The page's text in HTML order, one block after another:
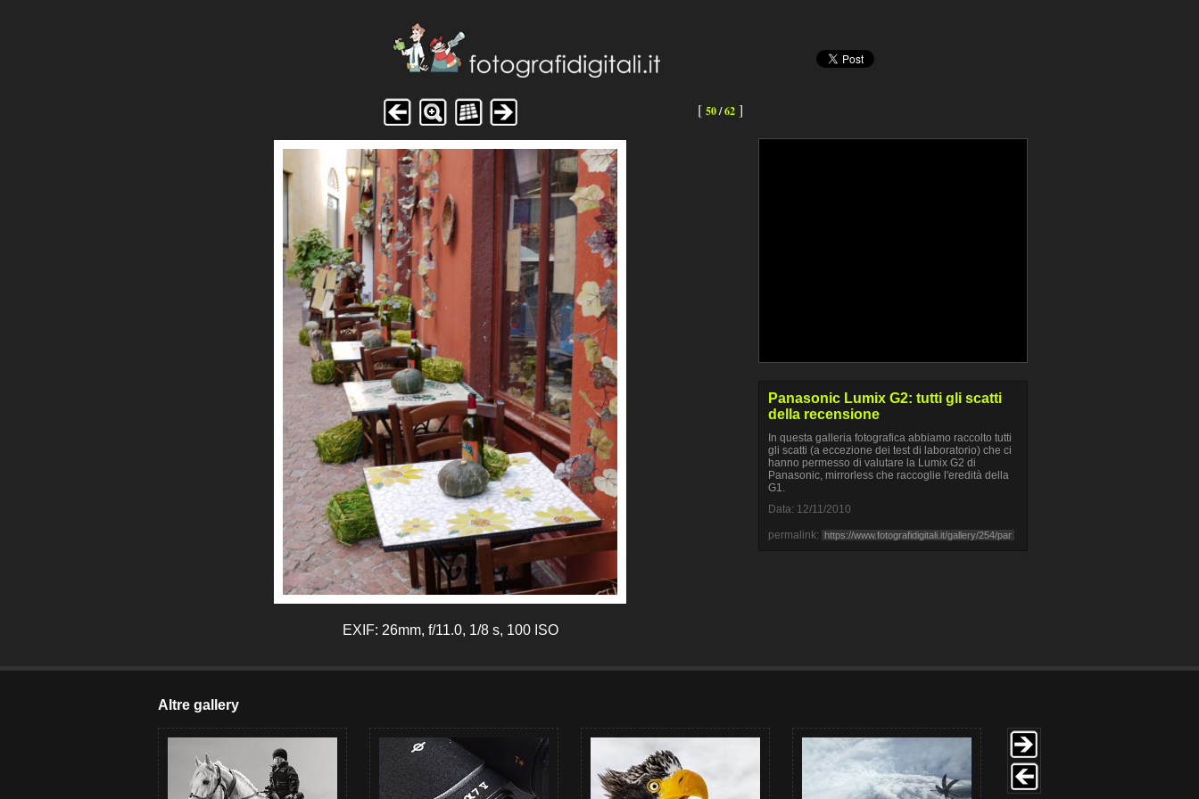
[ 50/62]
EXIF: 26mm, f/11.0, 1/8 s, 100 ISO
Panasonic Lumix G2: tutti gli scatti
della recensione
In questa galleria fotografica abbiamo raccolto tutti
gli scatti (a eccezione dei test di laboratorio) che ci
hanno permesso di valutare la Lumix G2 di
Panasonic, mirrorless che raccoglie l'eredità della
G1.
Data: 12/11/2010
permalink:
Altre gallery